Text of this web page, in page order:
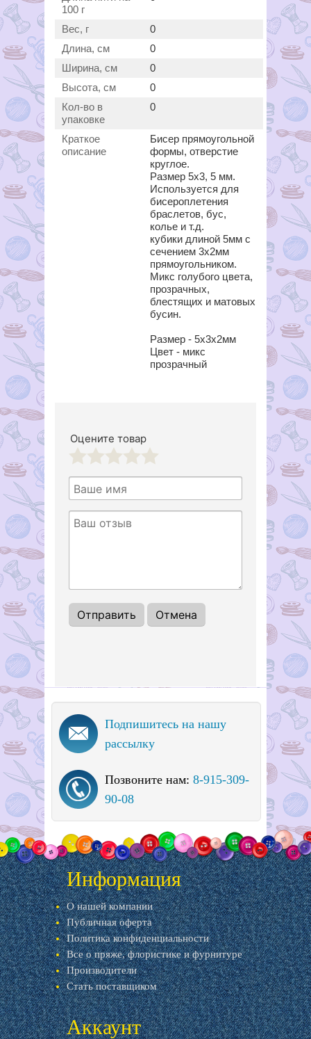
100 г
Вес, г
0
Длина, см
0
Ширина, см
0
Высота, см
0
Кол-во в
упаковке
0
Краткое
описание
Бисер прямоугольной
формы, отверстие
круглое.
Размер 5x3, 5 мм.
Используется для
бисероплетения
браслетов, бус,
колье и т.д.
кубики длиной 5мм с
сечением 3х2мм
прямоугольником.
Микс голубого цвета,
прозрачных,
блестящих и матовых
бусин.
Размер - 5х3х2мм
Цвет - микс
прозрачный
Оцените товар
Подпишитесь на нашу
рассылку
Позвоните нам: 8-915-309-
90-08
Информация
О нашей компании
Публичная оферта
Политика конфиденциальности
Все о пряже, флористике и фурнитуре
Производители
Стать поставщиком
Аккаунт